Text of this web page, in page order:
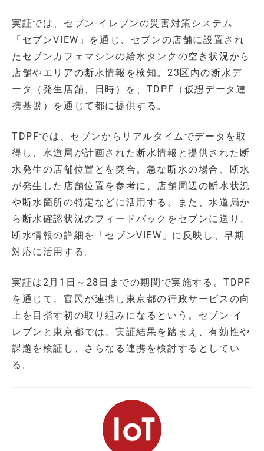
実証では、セブン-イレブンの災害対策システム
「セブンVIEW」を通じ、セブンの店舗に設置され
たセブンカフェマシンの給水タンクの空き状況から
店舗やエリアの断水情報を検知。23区内の断水デ
ータ（発生店舗、日時）を、TDPF（仮想データ連
携基盤）を通じて都に提供する。
TDPFでは、セブンからリアルタイムでデータを取
得し、水道局が計画された断水情報と提供された断
水発生の店舗位置とを突合。急な断水の場合、断水
が発生した店舗位置を参考に、店舗周辺の断水状況
や断水箇所の特定などに活用する。また、水道局か
ら断水確認状況のフィードバックをセブンに送り、
断水情報の詳細を「セブンVIEW」に反映し、早期
対応に活用する。
実証は2月1日～28日までの期間で実施する。TDPF
を通じて、官民が連携し東京都の行政サービスの向
上を目指す初の取り組みになるという。セブン-イ
レブンと東京都では、実証結果を踏まえ、有効性や
課題を検証し、さらなる連携を検討するとしてい
る。